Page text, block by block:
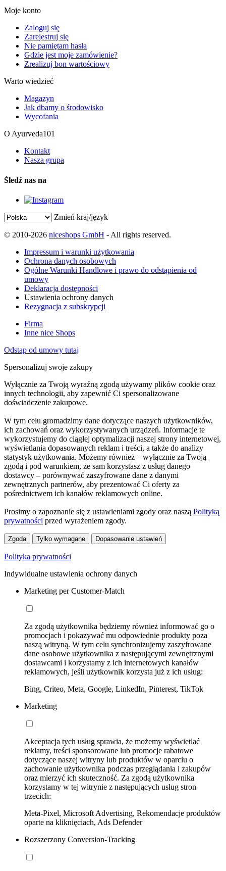
Moje konto
Zaloguj się
Zarejestruj się
Nie pamiętam hasła
Gdzie jest moje zamówienie?
Zrealizuj bon wartościowy
Warto wiedzieć
Magazyn
Jak dbamy o środowisko
Wycofania
O Ayurveda101
Kontakt
Nasza grupa
Śledź nas na
Zmień kraj/język
© 2010-2026 niceshops GmbH - All rights reserved.
Impressum i warunki użytkowania
Ochrona danych osobowych
Ogólne Warunki Handlowe i prawo do odstąpienia od
umowy
Deklaracja dostępności
Ustawienia ochrony danych
Rezygnacja z subskrypcji
Firma
Inne nice Shops
Odstąp od umowy tutaj
Spersonalizuj swoje zakupy
Wyłącznie za Twoją wyraźną zgodą używamy plików cookie oraz
innych technologii, aby zapewnić Ci spersonalizowane
doświadczenie zakupowe.
W tym celu gromadzimy dane dotyczące naszych użytkowników,
ich zachowań oraz wykorzystywanych urządzeń. Informacje te
wykorzystujemy do ciągłej optymalizacji naszej strony internetowej,
wyświetlania dopasowanych reklam i treści, a także do analizy
statystyk użytkowania. Możemy również – wyłącznie za Twoją
zgodą i pod warunkiem, że sam korzystasz z usług danego
dostawcy – porównywać zaszyfrowane dane z danymi
zewnętrznych partnerów, aby prezentować Ci oferty za
pośrednictwem ich kanałów reklamowych online.
Prosimy o zapoznanie się z ustawieniami zgody oraz naszą Polityką
prywatności przed wyrażeniem zgody.
Zgoda Tylko wymagane Dopasowanie ustawień
Polityka prywatności
Indywidualne ustawienia ochrony danych
Marketing per Customer-Match
Za zgodą użytkownika będziemy również informować go o
promocjach i pokazywać mu odpowiednie produkty poza
naszą witryną. W tym celu synchronizujemy zaszyfrowane
dane osobowe użytkownika z następującymi zewnętrznymi
dostawcami i korzystamy z ich internetowych kanałów
reklamowych, jeśli użytkownik korzysta już z ich usług:
Bing, Criteo, Meta, Google, LinkedIn, Pinterest, TikTok
Marketing
Akceptacja tych usług sprawia, że możemy wyświetlać
reklamy, treści sponsorowane lub promocje rabatowe
dotyczące naszej witryny lub produktów w oparciu o
zachowanie użytkownika podczas przeglądania i zakupów
oraz mierzyć ich skuteczność. Za zgodą użytkownika
korzystamy w tej witrynie z następujących usług stron
trzecich:
Meta-Pixel, Microsoft Advertising, Rekomendacje produktów
oparte na kliknięciach, Ads Defender
Rozszerzony Conversion-Tracking